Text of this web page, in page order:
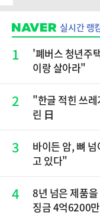
실시간 랭
1
'폐버스 청년주
이랑 살아라"
2
"한글 적힌 쓰
린 日
3
바이든 암, 뼈
고 있다"
4
8년 넘은 제품
징금 4억6200